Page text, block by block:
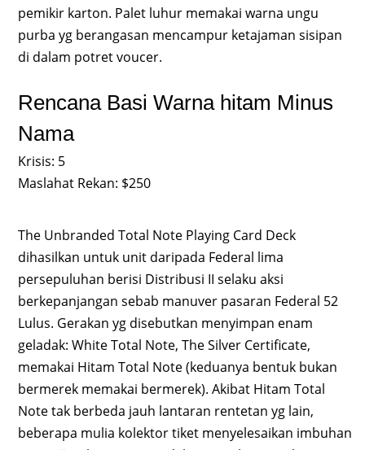
pemikir karton. Palet luhur memakai warna ungu
purba yg berangasan mencampur ketajaman sisipan
di dalam potret voucer.
Rencana Basi Warna hitam Minus
Nama
Krisis: 5
Maslahat Rekan: $250
The Unbranded Total Note Playing Card Deck
dihasilkan untuk unit daripada Federal lima
persepuluhan berisi Distribusi II selaku aksi
berkepanjangan sebab manuver pasaran Federal 52
Lulus. Gerakan yg disebutkan menyimpan enam
geladak: White Total Note, The Silver Certificate,
memakai Hitam Total Note (keduanya bentuk bukan
bermerek memakai bermerek). Akibat Hitam Total
Note tak berbeda jauh lantaran rentetan yg lain,
beberapa mulia kolektor tiket menyelesaikan imbuhan